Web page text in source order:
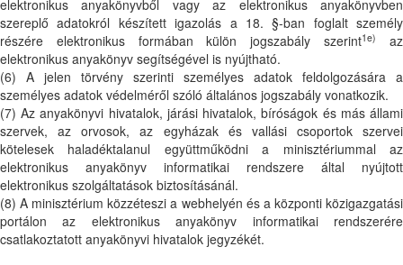
elektronikus anyakönyvből vagy az elektronikus anyakönyvben
szereplő adatokról készített igazolás a 18. §-ban foglalt személy
részére elektronikus formában külön jogszabály szerint1e)
az
elektronikus anyakönyv segítségével is nyújtható.
(6) A jelen törvény szerinti személyes adatok feldolgozására a
személyes adatok védelméről szóló általános jogszabály vonatkozik.
(7) Az anyakönyvi hivatalok, járási hivatalok, bíróságok és más állami
szervek, az orvosok, az egyházak és vallási csoportok szervei
kötelesek haladéktalanul együttműködni a minisztériummal az
elektronikus anyakönyv informatikai rendszere által nyújtott
elektronikus szolgáltatások biztosításánál.
(8) A minisztérium közzéteszi a webhelyén és a központi közigazgatási
portálon az elektronikus anyakönyv informatikai rendszerére
csatlakoztatott anyakönyvi hivatalok jegyzékét.